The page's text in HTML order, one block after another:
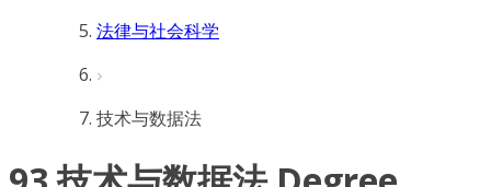
法律与社会科学
技术与数据法